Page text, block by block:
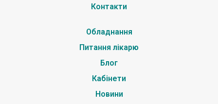
Контакти
Обладнання
Питання лікарю
Блог
Кабінети
Новини